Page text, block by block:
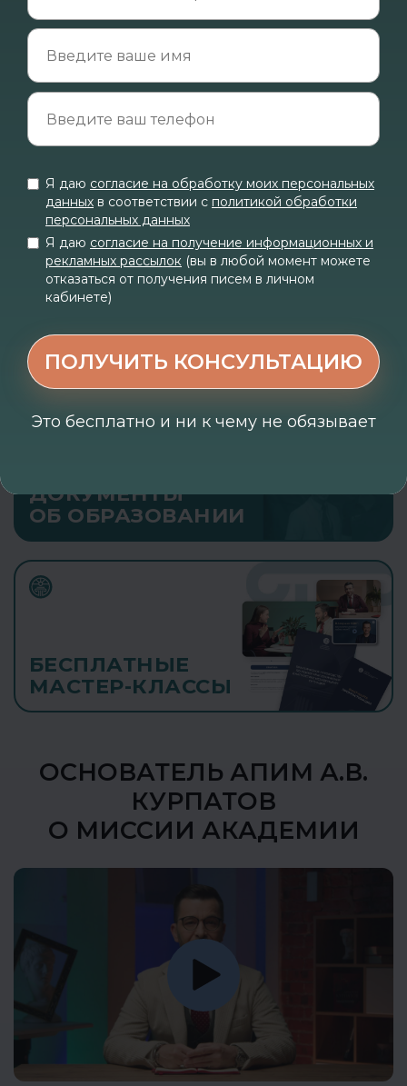
Ссылка на это место страницы:#prog
Главная страница
ОСНОВНЫЕ ПРОГРАММЫ
ПРОФЕССИОНАЛЬНОГО
ДОКУМЕНТЫ
ОБ ОБРАЗОВАНИИ
БЕСПЛАТНЫЕ
МАСТЕР-КЛАССЫ
ОСНОВАТЕЛЬ АПИМ А.В.
КУРПАТОВ
О МИССИИ АКАДЕМИИ
Я даю согласие на обработку моих персональных
данных в соответствии с политикой обработки
персональных данных
Я даю согласие на получение информационных и
рекламных рассылок (вы в любой момент можете
отказаться от получения писем в личном
кабинете)
ПОЛУЧИТЬ КОНСУЛЬТАЦИЮ
Это бесплатно и ни к чему не обязывает